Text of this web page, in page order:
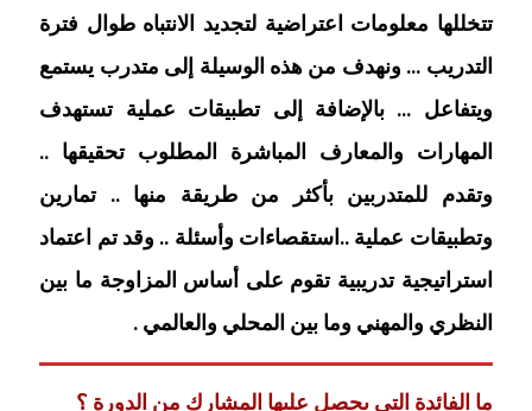
تتخللها معلومات اعتراضية لتجديد الانتباه طوال فترة
التدريب … ونهدف من هذه الوسيلة إلى متدرب يستمع
ويتفاعل … بالإضافة إلى تطبيقات عملية تستهدف
المهارات والمعارف المباشرة المطلوب تحقيقها ..
وتقدم للمتدربين بأكثر من طريقة منها .. تمارين
وتطبيقات عملية ..استقصاءات وأسئلة .. وقد تم اعتماد
استراتيجية تدريبية تقوم على أساس المزاوجة ما بين
النظري والمهني وما بين المحلي والعالمي .
ما الفائدة التي يحصل عليها المشارك من الدورة ؟